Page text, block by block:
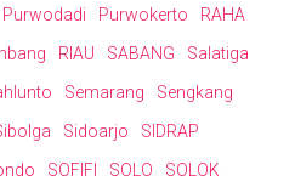
Purwodadi Purwokerto
RAHA
RIAU SABANG
Salatiga
Semarang
Sengkang
Sidoarjo
SIDRAP
SOFIFI SOLO
SOLOK